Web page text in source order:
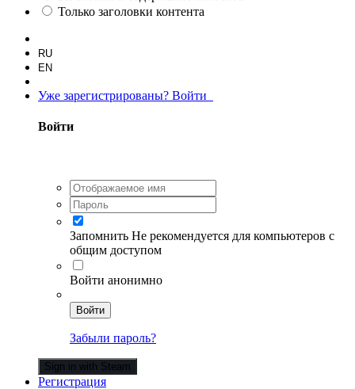
Только заголовки контента
RU
EN
Уже зарегистрированы? Войти
Войти
Запомнить Не рекомендуется для компьютеров с
общим доступом
Войти анонимно
Войти
Забыли пароль?
Sign in with Steam
Регистрация